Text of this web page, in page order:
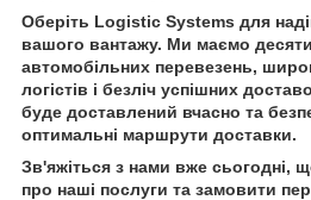
Оберіть Logistic Systems для
вашого вантажу. Ми маємо
автомобільних перевезень,
логістів і безліч успішних
буде доставлений вчасно та
оптимальні маршрути доставки.
Зв'яжіться з нами вже сьогодні,
про наші послуги та замовити